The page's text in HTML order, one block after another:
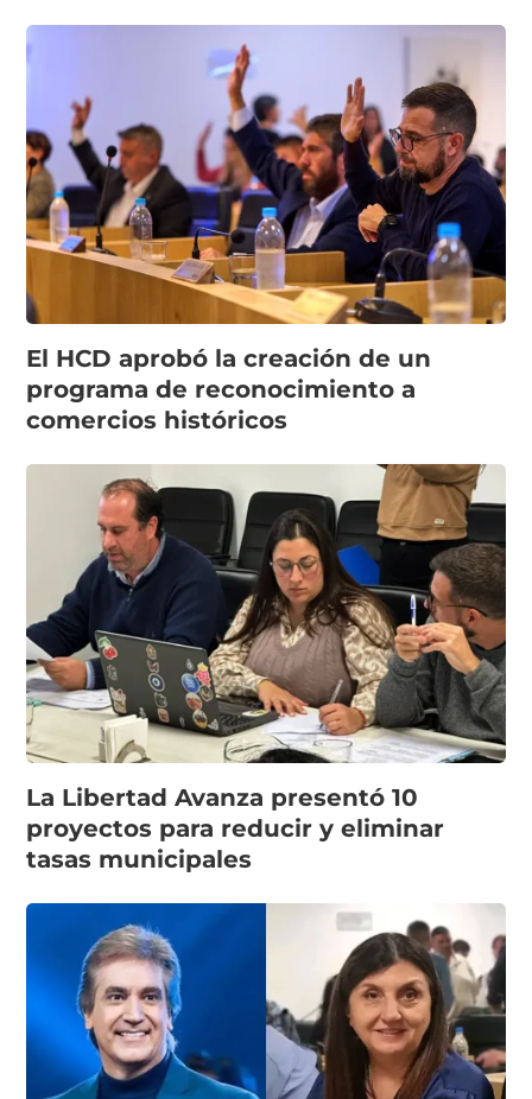
El HCD aprobó la creación de un
programa de reconocimiento a
comercios históricos
La Libertad Avanza presentó 10
proyectos para reducir y eliminar
tasas municipales